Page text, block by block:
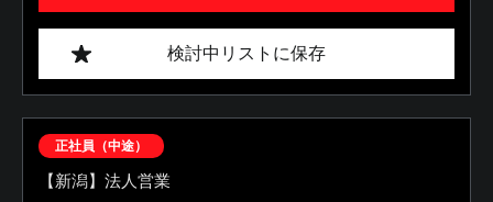
検討中リストに保存
正社員（中途）
【新潟】法人営業